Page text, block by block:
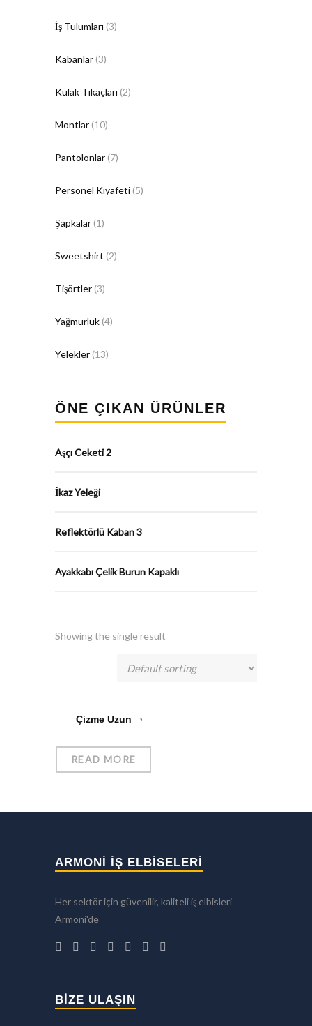
İş Tulumları (3)
Kabanlar (3)
Kulak Tıkaçları (2)
Montlar (10)
Pantolonlar (7)
Personel Kıyafeti (5)
Şapkalar (1)
Sweetshirt (2)
Tişörtler (3)
Yağmurluk (4)
Yelekler (13)
ÖNE ÇIKAN ÜRÜNLER
Aşçı Ceketi 2
İkaz Yeleği
Reflektörlü Kaban 3
Ayakkabı Çelik Burun Kapaklı
Showing the single result
Çizme Uzun
READ MORE
ARMONİ İŞ ELBİSELERİ
Her sektör için güvenilir, kaliteli iş elbisleri
Armoni'de
BIZE ULAŞIN